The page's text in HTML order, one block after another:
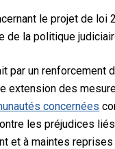
le projet de loi
de la politique
un renforcement
des
concernées
les préjudices
et à maintes